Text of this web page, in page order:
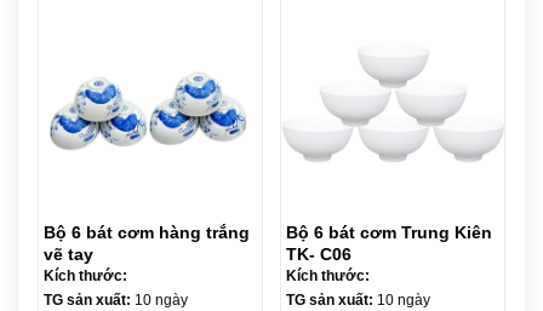
Bộ 6 bát cơm hàng trắng
vẽ tay
Kích thước:
TG sản xuất: 10 ngày
Bộ 6 bát cơm Trung Kiên
TK- C06
Kích thước:
TG sản xuất: 10 ngày